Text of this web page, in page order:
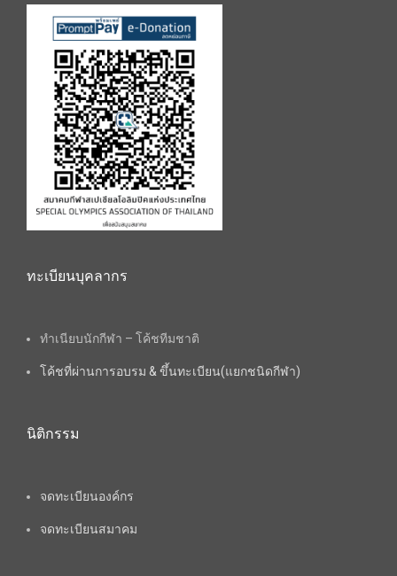
ทะเบียนบุคลากร
ทำเนียบนักกีฬา – โค้ชทีมชาติ
โค้ชที่ผ่านการอบรม & ขึ้นทะเบียน(แยกชนิดกีฬา)
นิติกรรม
จดทะเบียนองค์กร
จดทะเบียนสมาคม